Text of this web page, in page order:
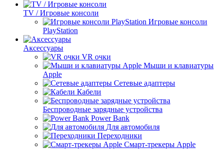
TV / Игровые консоли
Игровые консоли
PlayStation
Аксессуары
VR очки
Мыши и клавиатуры
Apple
Сетевые адаптеры
Кабели
Беспроводные зарядные устройства
Power Bank
Для автомобиля
Переходники
Смарт-трекеры Apple